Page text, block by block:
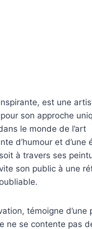
est une
son approche
le monde de l’art
d’humour et d’une
à travers ses
son public à une
témoigne d’une
ne se contente pas